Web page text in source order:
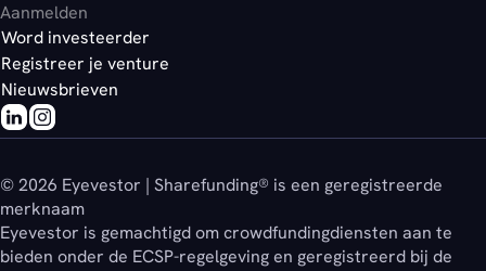
Aanmelden
Word investeerder
Registreer je venture
Nieuwsbrieven
© 2026 Eyevestor | Sharefunding® is een geregistreerde
merknaam
Eyevestor is gemachtigd om crowdfundingdiensten aan te
bieden onder de ECSP-regelgeving en geregistreerd bij de